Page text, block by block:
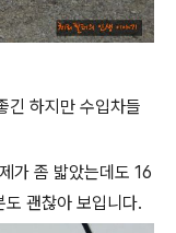
긴 하지만 수입차들
가 좀 밟았는데도 16
괜찮아 보입니다.